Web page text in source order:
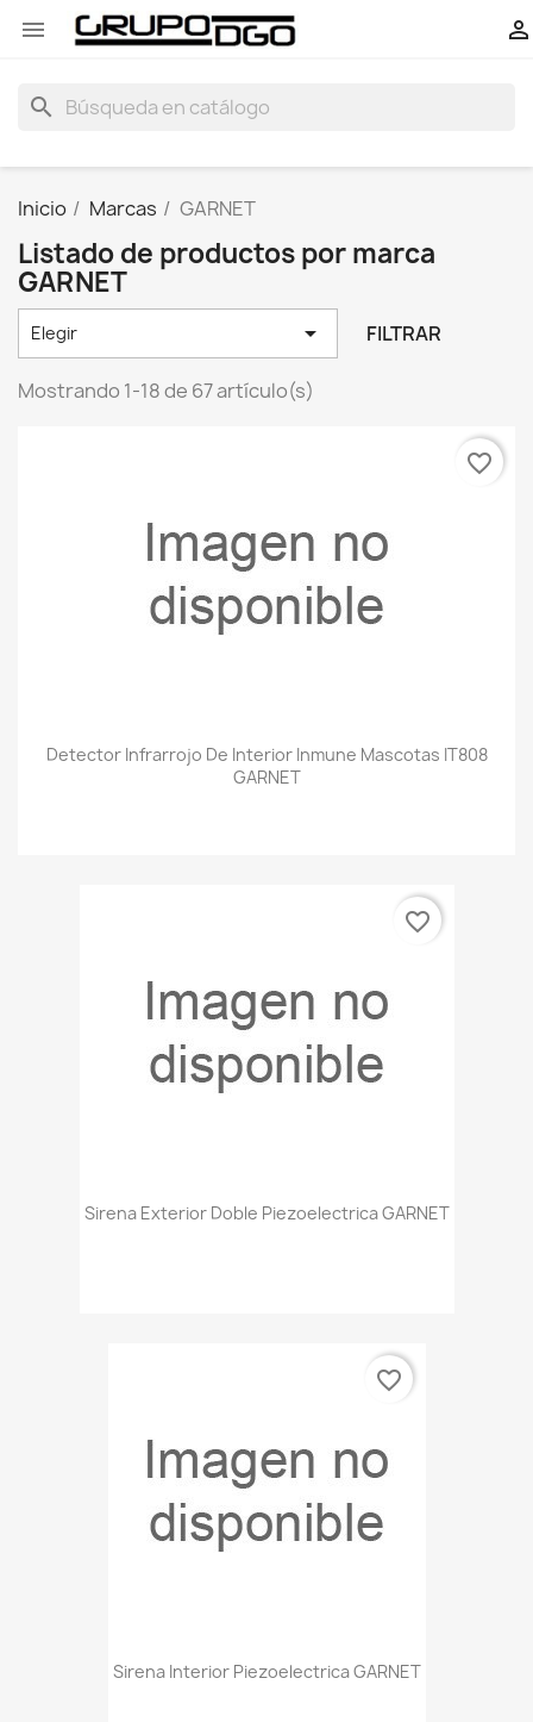
 
search
Inicio Marcas GARNET
Listado de productos por marca
GARNET
Elegir  FILTRAR
Mostrando 1-18 de 67 artículo(s)
Detector Infrarrojo De Interior Inmune Mascotas IT808
GARNET
favorite_border
Sirena Exterior Doble Piezoelectrica GARNET
favorite_border
Sirena Interior Piezoelectrica GARNET
favorite_border